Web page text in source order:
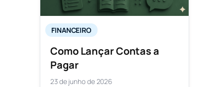
FINANCEIRO
Como Lançar Contas a
Pagar
23 de junho de 2026